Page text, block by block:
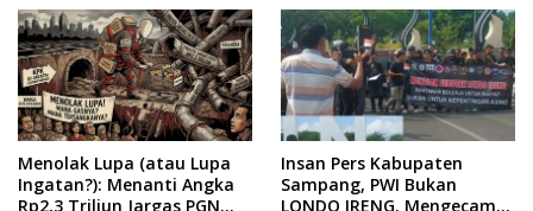
Menolak Lupa (atau Lupa
Ingatan?): Menanti Angka
Rp2,3 Triliun Jargas PGN
Insan Pers Kabupaten
Sampang, PWI Bukan
LONDO IRENG. Mengecam